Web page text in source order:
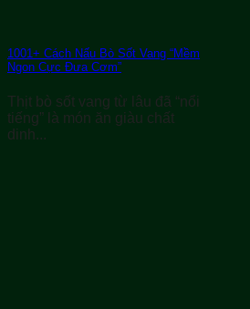
1001+ Cách Nấu Bò Sốt Vang “Mềm
Ngon Cực Đưa Cơm”
Thịt bò sốt vang từ lâu đã “nổi
tiếng” là món ăn giàu chất
dinh...